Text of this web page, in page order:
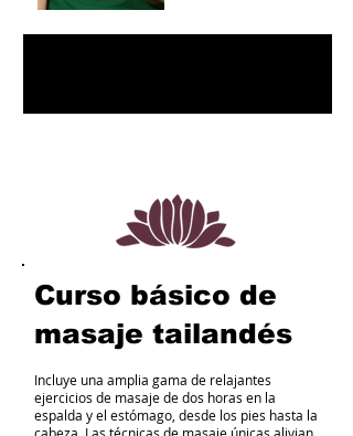
Curso básico de
masaje tailandés
Incluye una amplia gama de relajantes
ejercicios de masaje de dos horas en la
espalda y el estómago, desde los pies hasta la